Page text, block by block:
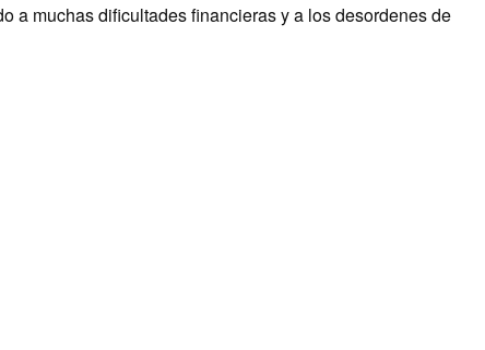
a muchas dificultades financieras y a los desordenes de